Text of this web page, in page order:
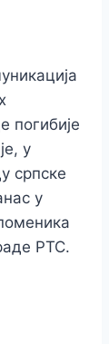
погибије
у
српске
у
РТС.